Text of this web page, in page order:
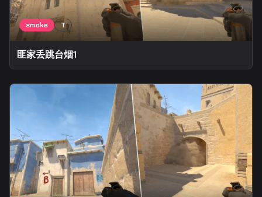
匪家丢跳台烟1